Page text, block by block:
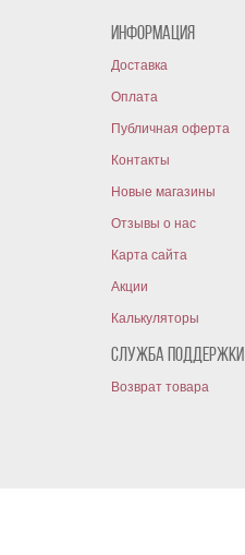
Информация
Доставка
Оплата
Публичная оферта
Контакты
Новые магазины
Отзывы о нас
Карта сайта
Акции
Калькуляторы
Служба поддержки
Возврат товара